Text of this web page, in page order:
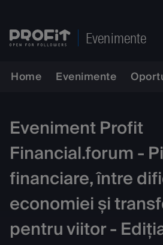
Evenimente
Home Evenimente
Eveniment Profit
Financial.forum -
financiare, între
economiei și
pentru viitor -